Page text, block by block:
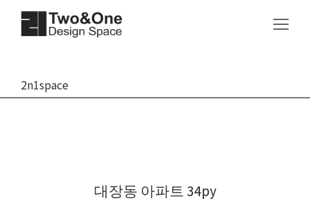
2n1space
대장동 아파트 34py